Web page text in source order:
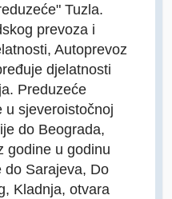
Tuzla.
prevoza i
Autoprevoz
djelatnosti
Preduzeće
u sjeveroistočnoj
do Beograda,
godine u godinu
do Sarajeva, Do
Kladnja, otvara